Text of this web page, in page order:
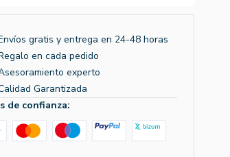
gratis y entrega en 24-48 horas
en cada pedido
experto
Garantizada
de confianza: